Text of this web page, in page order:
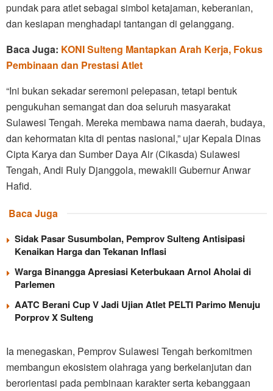
pundak para atlet sebagai simbol ketajaman, keberanian,
dan kesiapan menghadapi tantangan di gelanggang.
Baca Juga: KONI Sulteng Mantapkan Arah Kerja, Fokus
Pembinaan dan Prestasi Atlet
“Ini bukan sekadar seremoni pelepasan, tetapi bentuk
pengukuhan semangat dan doa seluruh masyarakat
Sulawesi Tengah. Mereka membawa nama daerah, budaya,
dan kehormatan kita di pentas nasional,” ujar Kepala Dinas
Cipta Karya dan Sumber Daya Air (Cikasda) Sulawesi
Tengah, Andi Ruly Djanggola, mewakili Gubernur Anwar
Hafid.
Baca Juga
Sidak Pasar Susumbolan, Pemprov Sulteng Antisipasi
Kenaikan Harga dan Tekanan Inflasi
Warga Binangga Apresiasi Keterbukaan Arnol Aholai di
Parlemen
AATC Berani Cup V Jadi Ujian Atlet PELTI Parimo Menuju
Porprov X Sulteng
Ia menegaskan, Pemprov Sulawesi Tengah berkomitmen
membangun ekosistem olahraga yang berkelanjutan dan
berorientasi pada pembinaan karakter serta kebanggaan